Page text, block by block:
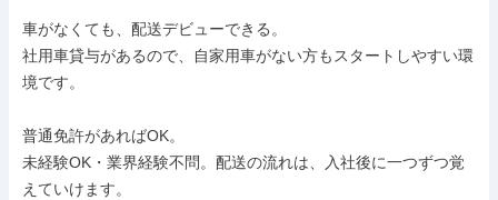
車がなくても、配送デビューできる。
社用車貸与があるので、自家用車がない方もスタートしやすい環
境です。
普通免許があればOK。
未経験OK・業界経験不問。配送の流れは、入社後に一つずつ覚
えていけます。